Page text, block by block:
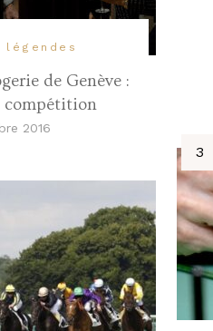
légendes
de Genève :
compétition
2016